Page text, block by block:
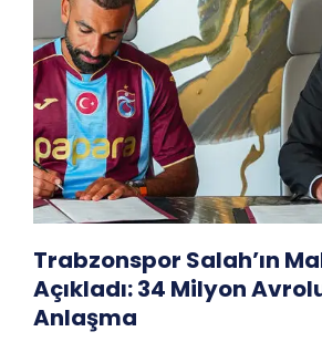
Trabzonspor Salah’ın
Açıkladı: 34 Milyon
Anlaşma